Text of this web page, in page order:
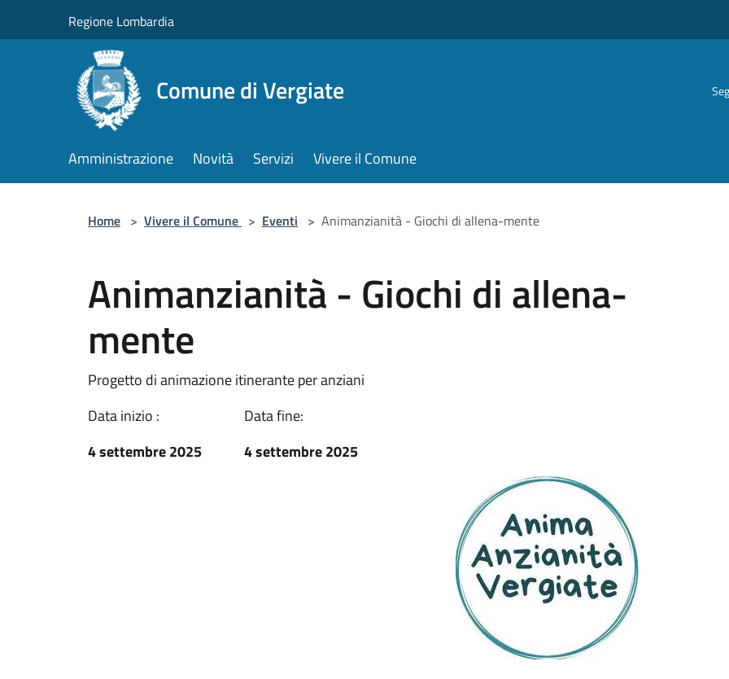
Regione Lombardia
Comune di Vergiate
Amministrazione Novità Servizi Vivere il Comune
Home > Vivere il Comune > Eventi > Animanzianità - Giochi di allena-mente
Animanzianità - Giochi di allena-
mente
Progetto di animazione itinerante per anziani
Data inizio :
4 settembre 2025
Data fine:
4 settembre 2025